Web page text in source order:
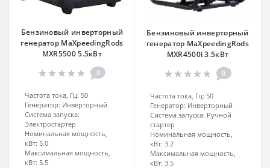
Бензиновый инверторный
генератор MaXpeedingRods
MXR5500 5.5кВт
0
Частота тока, Гц: 50
Генератор: Инверторный
Система запуска:
Электростартер
Номинальная мощность,
кВт: 5.0
Максимальная мощность,
кВт: 5.5
Бензиновый инверторный
генератор MaXpeedingRods
MXR4500i 3.5кВт
0
Частота тока, Гц: 50
Генератор: Инверторный
Система запуска: Ручной
стартер
Номинальная мощность,
кВт: 3.2
Максимальная мощность,
кВт: 3.5